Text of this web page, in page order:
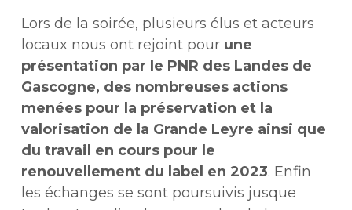
Lors de la soirée, plusieurs élus et acteurs
locaux nous ont rejoint pourune
présentation par le PNR des Landes de
Gascogne, des nombreuses actions
menées pour la préservation et la
valorisation de la Grande Leyre ainsi que
du travail en cours pour le
renouvellement du label en 2023. Enfin
les échanges se sont poursuivis jusque